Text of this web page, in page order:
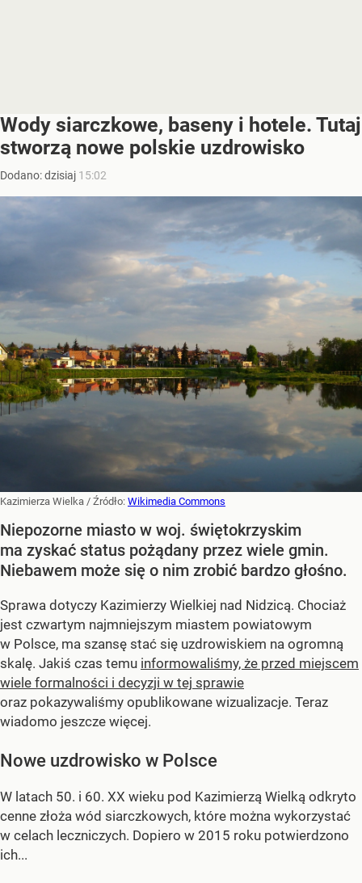
Wody siarczkowe, baseny i hotele. Tutaj
stworzą nowe polskie uzdrowisko
Dodano:dzisiaj 15:02
Kazimierza Wielka / Źródło: Wikimedia Commons
Niepozorne miasto w woj. świętokrzyskim
ma zyskać status pożądany przez wiele gmin.
Niebawem może się o nim zrobić bardzo głośno.
Sprawa dotyczy Kazimierzy Wielkiej nad Nidzicą. Chociaż
jest czwartym najmniejszym miastem powiatowym
w Polsce, ma szansę stać się uzdrowiskiem na ogromną
skalę. Jakiś czas temu informowaliśmy, że przed miejscem
wiele formalności i decyzji w tej sprawie
oraz pokazywaliśmy opublikowane wizualizacje. Teraz
wiadomo jeszcze więcej.
Nowe uzdrowisko w Polsce
W latach 50. i 60. XX wieku pod Kazimierzą Wielką odkryto
cenne złoża wód siarczkowych, które można wykorzystać
w celach leczniczych. Dopiero w 2015 roku potwierdzono
ich...